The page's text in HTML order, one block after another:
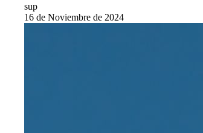
sup
16 de Noviembre de 2024